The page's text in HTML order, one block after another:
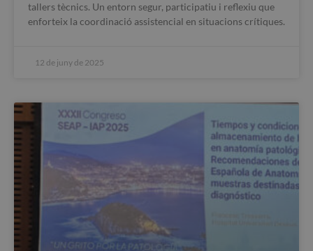
tallers tècnics. Un entorn segur, participatiu i reflexiu que
enforteix la coordinació assistencial en situacions crítiques.
12 de juny de 2025